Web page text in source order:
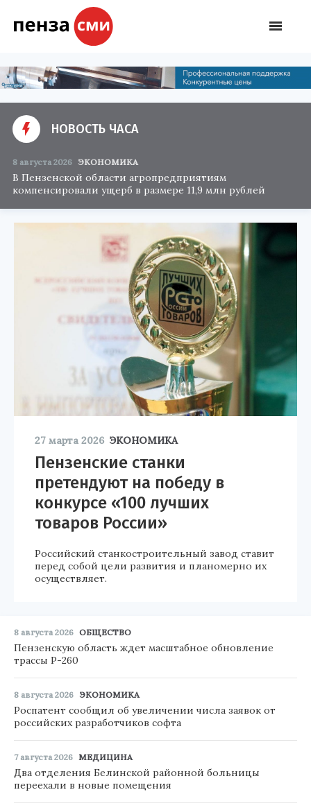
НОВОСТЬ ЧАСА
8 августа 2026 ЭКОНОМИКА
В Пензенской области агропредприятиям
компенсировали ущерб в размере 11,9 млн рублей
27 марта 2026 ЭКОНОМИКА
Пензенские станки
претендуют на победу в
конкурсе «100 лучших
товаров России»
Российский станкостроительный завод ставит
перед собой цели развития и планомерно их
осуществляет.
8 августа 2026 ОБЩЕСТВО
Пензенскую область ждет масштабное обновление
трассы Р-260
8 августа 2026 ЭКОНОМИКА
Роспатент сообщил об увеличении числа заявок от
российских разработчиков софта
7 августа 2026 МЕДИЦИНА
Два отделения Белинской районной больницы
переехали в новые помещения